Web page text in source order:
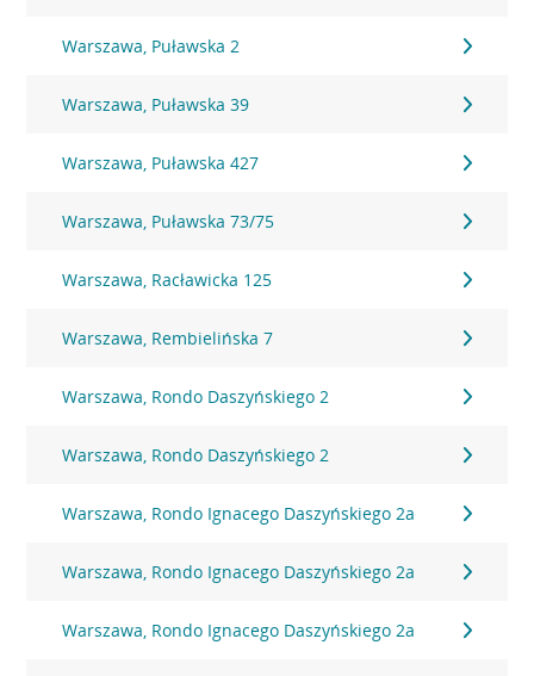
Warszawa, Puławska 2
Warszawa, Puławska 39
Warszawa, Puławska 427
Warszawa, Puławska 73/75
Warszawa, Racławicka 125
Warszawa, Rembielińska 7
Warszawa, Rondo Daszyńskiego 2
Warszawa, Rondo Daszyńskiego 2
Warszawa, Rondo Ignacego Daszyńskiego 2a
Warszawa, Rondo Ignacego Daszyńskiego 2a
Warszawa, Rondo Ignacego Daszyńskiego 2a